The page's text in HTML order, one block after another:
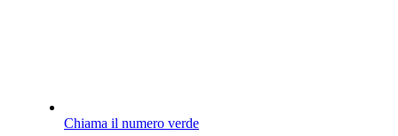
Chiama il numero verde